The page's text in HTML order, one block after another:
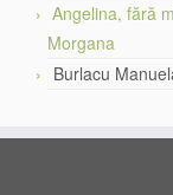
Angelina, fără
Morgana
Burlacu